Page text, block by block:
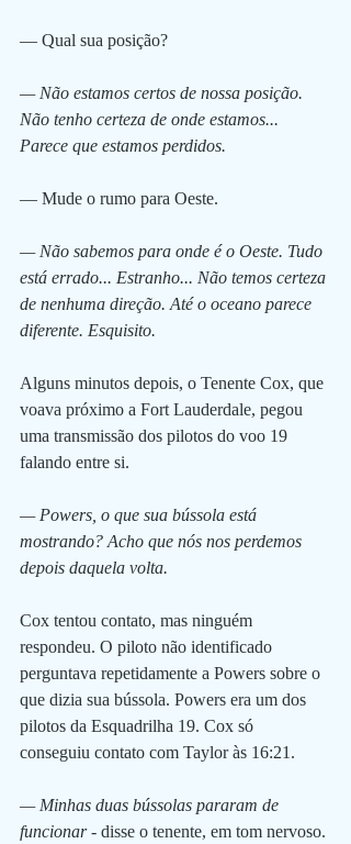
— Qual sua posição?
— Não estamos certos de nossa posição.
Não tenho certeza de onde estamos...
Parece que estamos perdidos.
— Mude o rumo para Oeste.
— Não sabemos para onde é o Oeste. Tudo
está errado... Estranho... Não temos certeza
de nenhuma direção. Até o oceano parece
diferente. Esquisito.
Alguns minutos depois, o Tenente Cox, que
voava próximo a Fort Lauderdale, pegou
uma transmissão dos pilotos do voo 19
falando entre si.
— Powers, o que sua bússola está
mostrando? Acho que nós nos perdemos
depois daquela volta.
Cox tentou contato, mas ninguém
respondeu. O piloto não identificado
perguntava repetidamente a Powers sobre o
que dizia sua bússola. Powers era um dos
pilotos da Esquadrilha 19. Cox só
conseguiu contato com Taylor às 16:21.
— Minhas duas bússolas pararam de
funcionar - disse o tenente, em tom nervoso.